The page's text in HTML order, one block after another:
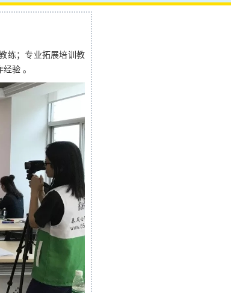
练；专业拓展培训教
经验 。